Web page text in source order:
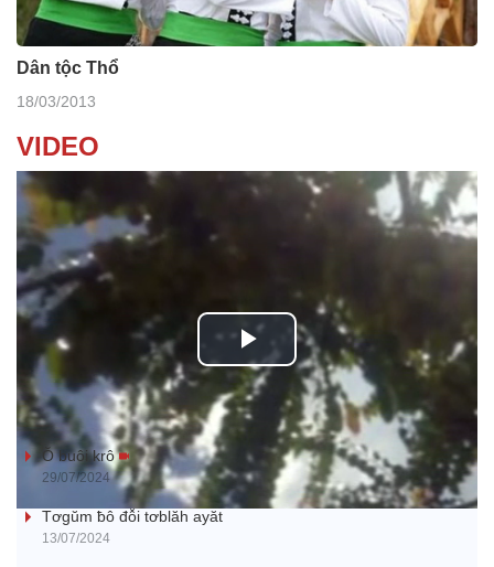
Dân tộc Thổ
18/03/2013
VIDEO
P
l
a
y
Klêi mtă mtăn kơ jih jang
Ŏ buôi krô
29/07/2024
Tơgŭm ƀô đô̆i tơblăh ayăt
13/07/2024